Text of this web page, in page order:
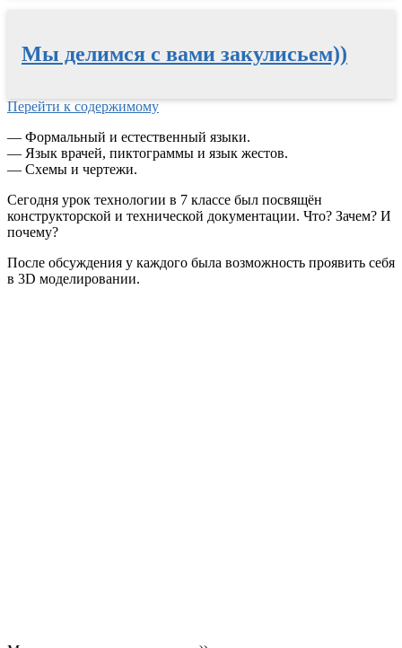
Мы делимся с вами закулисьем))
Перейти к содержимому
— Формальный и естественный языки.
— Язык врачей, пиктограммы и язык жестов.
— Схемы и чертежи.
Сегодня урок технологии в 7 классе был посвящён
конструкторской и технической документации. Что? Зачем? И
почему?
После обсуждения у каждого была возможность проявить себя
в 3D моделировании.